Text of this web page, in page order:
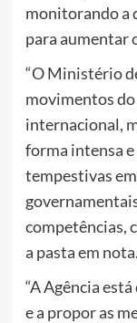
monitorando a
para aumentar
“O Ministério
movimentos
internacional,
forma intensa
tempestivas
competências,
a pasta em nota.
“A Agência
e a propor as